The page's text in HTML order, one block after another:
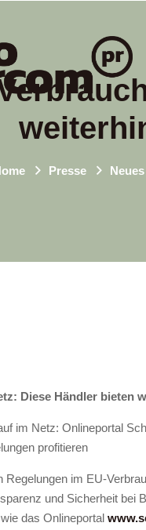
Presse
Diese Händler bieten
im Netz: Onlineportal
profitieren
Regelungen im EU-
und Sicherheit
das Onlineportal